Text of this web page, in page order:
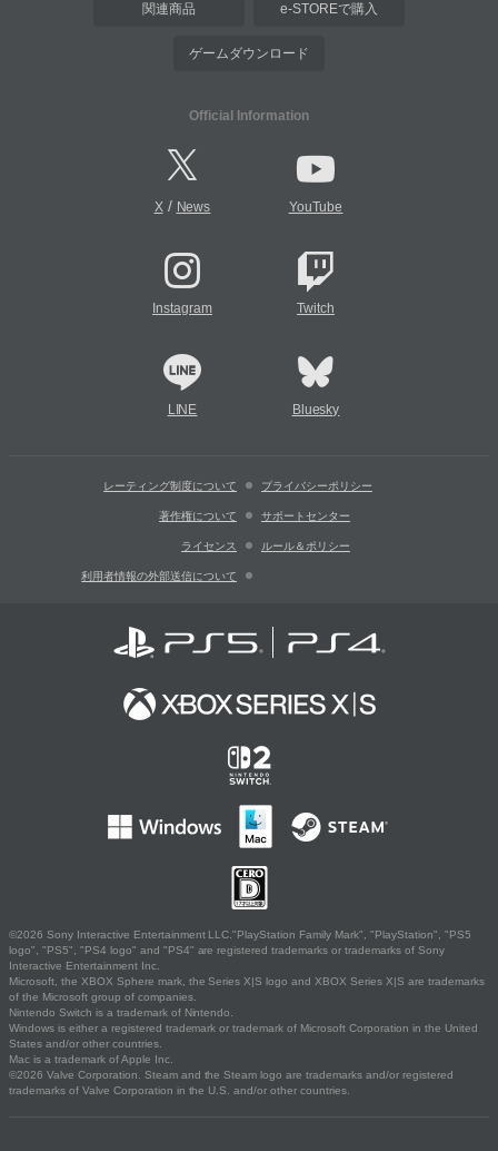
関連商品 e-STOREで購入
ゲームダウンロード
Official Information
X/ News YouTube
Instagram Twitch
LINE Bluesky
レーティング制度について プライバシーポリシー
著作権について サポートセンター
ライセンス ルール＆ポリシー
利用者情報の外部送信について
©2026 Sony Interactive Entertainment LLC."PlayStation Family Mark", "PlayStation", "PS5
logo", "PS5", "PS4 logo" and "PS4" are registered trademarks or trademarks of Sony
Interactive Entertainment Inc.
Microsoft, the XBOX Sphere mark, the Series X|S logo and XBOX Series X|S are trademarks
of the Microsoft group of companies.
Nintendo Switch is a trademark of Nintendo.
Windows is either a registered trademark or trademark of Microsoft Corporation in the United
States and/or other countries.
Mac is a trademark of Apple Inc.
©2026 Valve Corporation. Steam and the Steam logo are trademarks and/or registered
trademarks of Valve Corporation in the U.S. and/or other countries.